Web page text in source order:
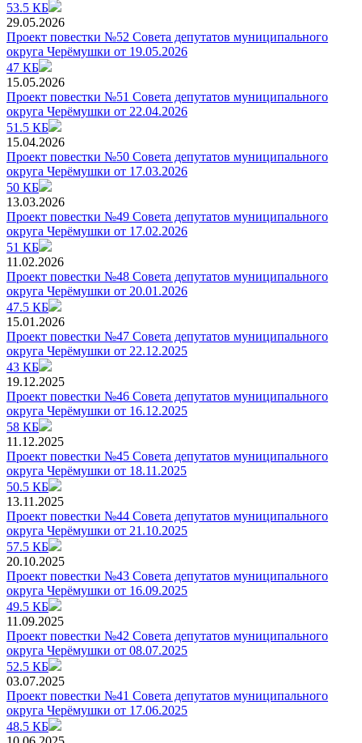
53.5 КБ
29.05.2026
Проект повестки №52 Совета депутатов муниципального
округа Черёмушки от 19.05.2026
47 КБ
15.05.2026
Проект повестки №51 Совета депутатов муниципального
округа Черёмушки от 22.04.2026
51.5 КБ
15.04.2026
Проект повестки №50 Совета депутатов муниципального
округа Черёмушки от 17.03.2026
50 КБ
13.03.2026
Проект повестки №49 Совета депутатов муниципального
округа Черёмушки от 17.02.2026
51 КБ
11.02.2026
Проект повестки №48 Совета депутатов муниципального
округа Черёмушки от 20.01.2026
47.5 КБ
15.01.2026
Проект повестки №47 Совета депутатов муниципального
округа Черёмушки от 22.12.2025
43 КБ
19.12.2025
Проект повестки №46 Совета депутатов муниципального
округа Черёмушки от 16.12.2025
58 КБ
11.12.2025
Проект повестки №45 Совета депутатов муниципального
округа Черёмушки от 18.11.2025
50.5 КБ
13.11.2025
Проект повестки №44 Совета депутатов муниципального
округа Черёмушки от 21.10.2025
57.5 КБ
20.10.2025
Проект повестки №43 Совета депутатов муниципального
округа Черёмушки от 16.09.2025
49.5 КБ
11.09.2025
Проект повестки №42 Совета депутатов муниципального
округа Черёмушки от 08.07.2025
52.5 КБ
03.07.2025
Проект повестки №41 Совета депутатов муниципального
округа Черёмушки от 17.06.2025
48.5 КБ